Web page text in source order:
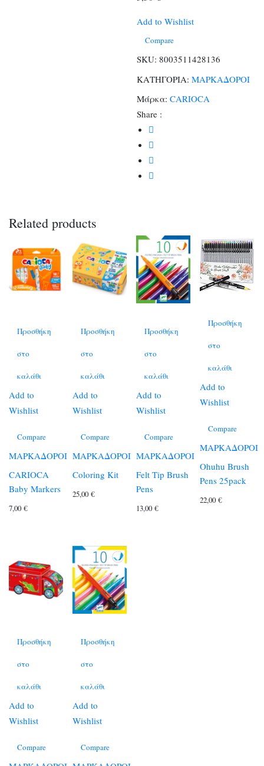
Add to Wishlist
Compare
SKU: 8003511428136
ΚΑΤΗΓΟΡΙΑ: ΜΑΡΚΑΔΟΡΟΙ
Μάρκα:CARIOCA
Share :
Related products
Προσθήκη
στο
καλάθι
Add to
Wishlist
Compare
ΜΑΡΚΑΔΟΡΟΙ
CARIOCA
Baby Markers
7,00 €
Προσθήκη
στο
καλάθι
Add to
Wishlist
Compare
ΜΑΡΚΑΔΟΡΟΙ
Coloring Kit
25,00€
Προσθήκη
στο
καλάθι
Add to
Wishlist
Compare
ΜΑΡΚΑΔΟΡΟΙ
Felt Tip Brush
Pens
13,00€
Προσθήκη
στο
καλάθι
Add to
Wishlist
Compare
ΜΑΡΚΑΔΟΡΟΙ
Ohuhu Brush
Pens 25pack
22,00€
Προσθήκη
στο
καλάθι
Add to
Wishlist
Compare
Προσθήκη
στο
καλάθι
Add to
Wishlist
Compare